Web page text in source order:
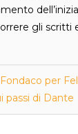
gli
per
passi di Dante